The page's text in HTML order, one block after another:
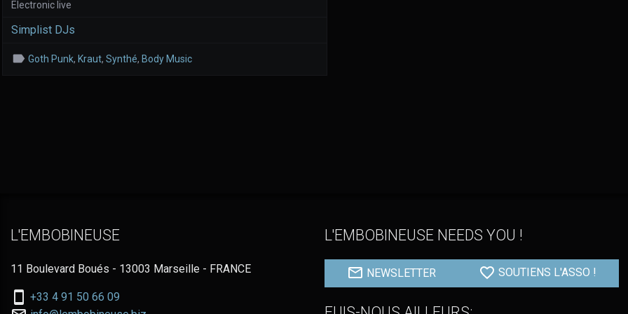
Electronic live
Simplist DJs
Goth Punk, Kraut, Synthé, Body Music
L'EMBOBINEUSE
11 Boulevard Boués - 13003 Marseille - FRANCE
Nous
+33 4 91 50 66 09
L'EMBOBINEUSE NEEDS YOU !
NEWSLETTER SOUTIENS L'ASSO !